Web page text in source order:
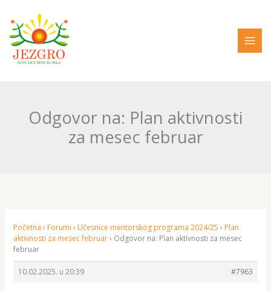
sadržaj
Odgovor na: Plan aktivnosti
za mesec februar
Početna › Forumi › Učesnice mentorskog programa 2024/25 › Plan
aktivnosti za mesec februar › Odgovor na: Plan aktivnosti za mesec
februar
10.02.2025. u 20:39 #7963